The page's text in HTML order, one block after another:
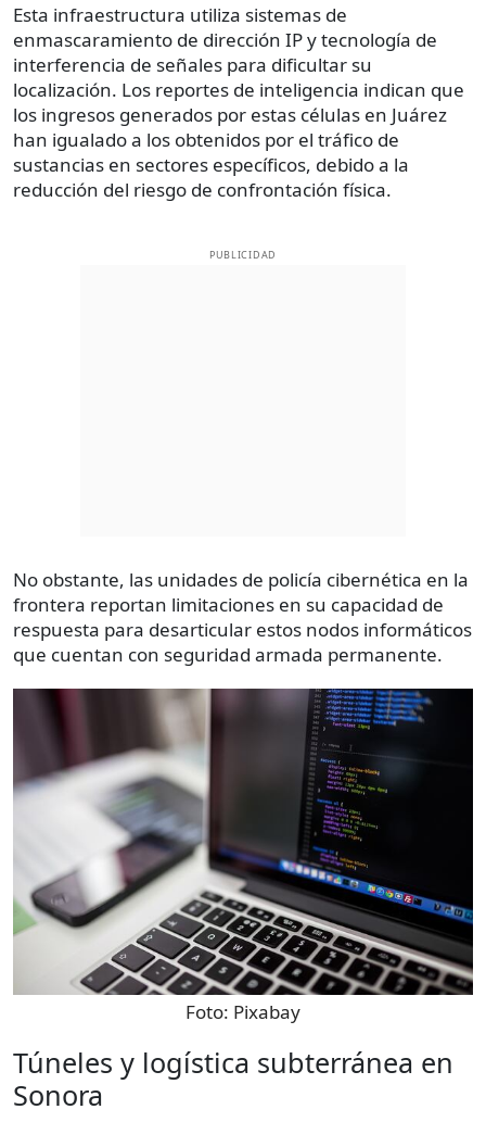
Esta infraestructura utiliza sistemas de
enmascaramiento de dirección IP y tecnología de
interferencia de señales para dificultar su
localización. Los reportes de inteligencia indican que
los ingresos generados por estas células en Juárez
han igualado a los obtenidos por el tráfico de
sustancias en sectores específicos, debido a la
reducción del riesgo de confrontación física.
PUBLICIDAD
No obstante, las unidades de policía cibernética en la
frontera reportan limitaciones en su capacidad de
respuesta para desarticular estos nodos informáticos
que cuentan con seguridad armada permanente.
Foto: Pixabay
Túneles y logística subterránea en
Sonora